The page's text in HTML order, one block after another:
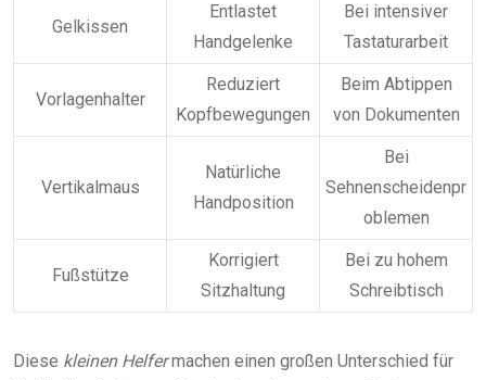
Gelkissen
Entlastet
Handgelenke
Bei intensiver
Tastaturarbeit
Vorlagenhalter
Reduziert
Kopfbewegungen
Beim Abtippen
von Dokumenten
Vertikalmaus
Natürliche
Handposition
Bei
Sehnenscheidenpr
oblemen
Fußstütze
Korrigiert
Sitzhaltung
Bei zu hohem
Schreibtisch
Diese kleinen Helfermachen einen großen Unterschied für